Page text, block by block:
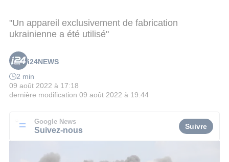
"Un appareil exclusivement de fabrication
ukrainienne a été utilisé"
i24NEWS
2 min
09 août 2022 à 17:18
dernière modification 09 août 2022 à 19:44
Google News
Suivez-nous Suivre